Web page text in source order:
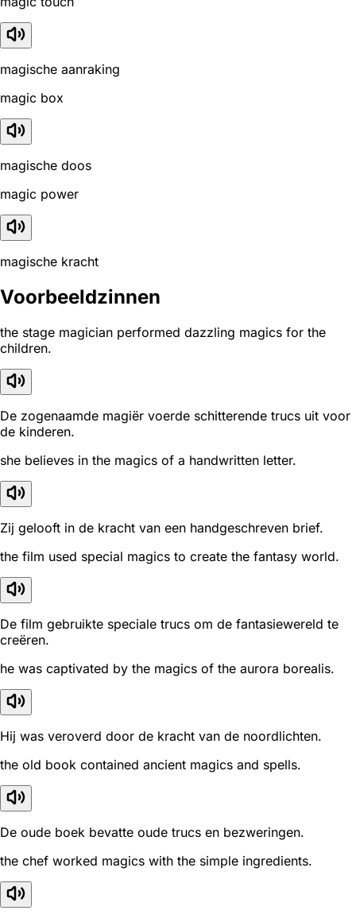
magische aanraking
magic box
magische doos
magic power
magische kracht
Voorbeeldzinnen
the stage magician performed dazzling magics for the
children.
De zogenaamde magiër voerde schitterende trucs uit voor
de kinderen.
she believes in the magics of a handwritten letter.
Zij gelooft in de kracht van een handgeschreven brief.
the film used special magics to create the fantasy world.
De film gebruikte speciale trucs om de fantasiewereld te
creëren.
he was captivated by the magics of the aurora borealis.
Hij was veroverd door de kracht van de noordlichten.
the old book contained ancient magics and spells.
De oude boek bevatte oude trucs en bezweringen.
the chef worked magics with the simple ingredients.